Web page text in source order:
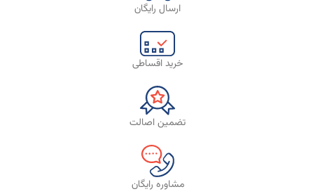
ارسال رایگان
خرید اقساطی
تضمین اصالت
مشاوره رایگان